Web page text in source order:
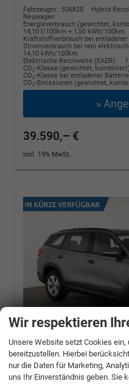
Fahrzeugnr.: 506828
Hybrid
Neuwagen
Energieverbrauch (gewichtet,
14,10 l/100km + 1,50 kWh/100km
Kraftstoffverbrauch bei
Stromverbrauch bei rein
14,10 kWh/100km
Elektrische Reichweite (EAER):
CO2-Klasse (gewichtet,
CO2-Klasse bei entladener
CO2-Emissionen (gewichtet,
»
39.590,– €
incl. 19% MwSt.
Skoda Kodiaq1.5
Wir respektieren
Unsere Website setzt Cookies
bereitzustellen. Hierbei
nur die Daten für Marketing,
uns Ihr Einverständnis geben. Sie